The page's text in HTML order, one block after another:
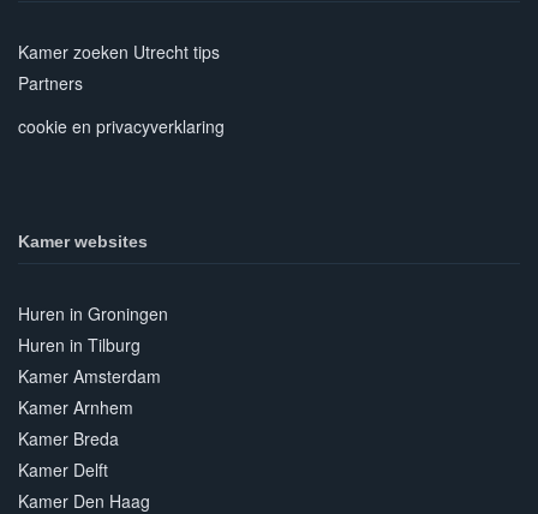
Kamer zoeken Utrecht tips
Partners
cookie en privacyverklaring
Kamer websites
Huren in Groningen
Huren in Tilburg
Kamer Amsterdam
Kamer Arnhem
Kamer Breda
Kamer Delft
Kamer Den Haag